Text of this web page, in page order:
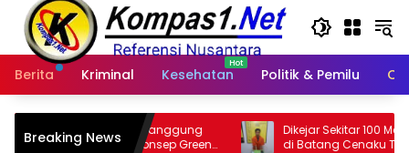
Langsung
konten
Berita
Kriminal Kesehatan Politik & Pemilu
Breaking News
Tanggung
Green
Dikejar Sekitar 100 Meter, Pengedar Sabu
di Batang Cenaku Tak Bisa Mengelak